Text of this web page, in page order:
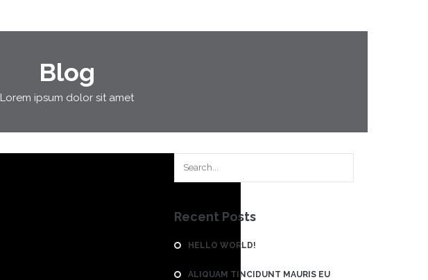
Blog
Lorem ipsum dolor sit amet
Recent Posts
HELLO WORLD!
ALIQUAM TINCIDUNT MAURIS EU